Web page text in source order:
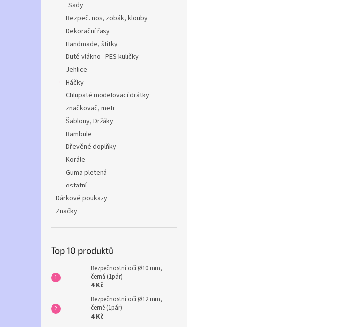
Sady
Bezpeč. nos, zobák, klouby
Dekorační řasy
Handmade, štítky
Duté vlákno - PES kuličky
Jehlice
Háčky
Chlupaté modelovací drátky
značkovač, metr
Šablony, Držáky
Bambule
Dřevěné doplňky
Korále
Guma pletená
ostatní
Dárkové poukazy
Značky
Top 10 produktů
Bezpečnostní oči Ø10 mm,
černá (1pár)
4 Kč
Bezpečnostní oči Ø12 mm,
černé (1pár)
4 Kč